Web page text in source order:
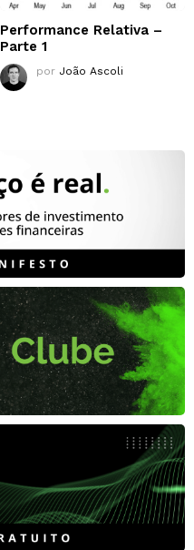
Performance Relativa –
Parte 1
por João Ascoli